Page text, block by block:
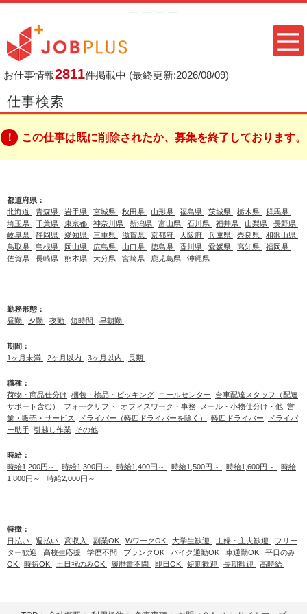
--- --- --- ---
お仕事情報2811件掲載中 (最終更新:2026/08/09)
仕事検索
この仕事は既に削除されたか、募集を終了しております。
都道府県：
北海道
青森県 岩手県 宮城県 秋田県 山形県 福島県 茨城県 栃木県
群馬県
埼玉県
千葉県 東京都 神奈川県 新潟県 富山県 石川県 福井県 山梨県
長野県
岐阜県
静岡県 愛知県 三重県 滋賀県 京都府 大阪府 兵庫県 奈良県
和歌山県
鳥取県
島根県 岡山県 広島県 山口県 徳島県 香川県 愛媛県 高知県
福岡県
佐賀県
長崎県 熊本県 大分県 宮崎県 鹿児島県 沖縄県
勤務形態：
昼勤
夕勤 夜勤 短時間 早朝勤
期間：
1ヶ月未満
2ヶ月以内 3ヶ月以内 長期
職種：
荷物・商品仕分け 梱包・検品・ピッキング コールセンター
台車配達スタッフ（配達
サポート含む）
フォークリフト オフィスワーク・事務 メール・小物仕分け・他 営
業・販売・サービス
ドライバー（軽四ドライバーを除く） 軽四ドライバー
ドライバ
ー助手 引越し作業 その他
時給：
時給1,200円～
時給1,300円～ 時給1,400円～ 時給1,500円～ 時給1,600円～
時給
1,800円～
時給2,000円～
特徴：
日払い
週払い 高収入 副業OK WワークOK 大学生歓迎 主婦・主夫歓迎
フリー
ター歓迎
高校生応援 学歴不問 ブランクOK バイク通勤OK 車通勤OK
平日のみ
OK
時短OK 土日祝のみOK 履歴書不問 即日OK 短期歓迎 長期歓迎 高時給